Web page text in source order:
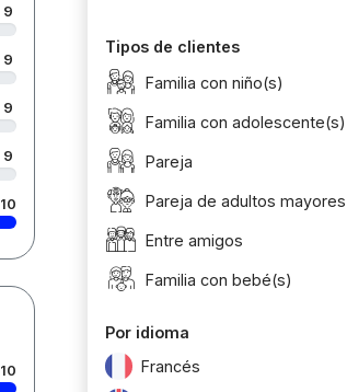
9
9
9
9
10
10
Tipos de clientes
Familia con niño(s)
Familia con adolescente(s)
Pareja
Pareja de adultos mayores
Entre amigos
Familia con bebé(s)
Por idioma
Francés